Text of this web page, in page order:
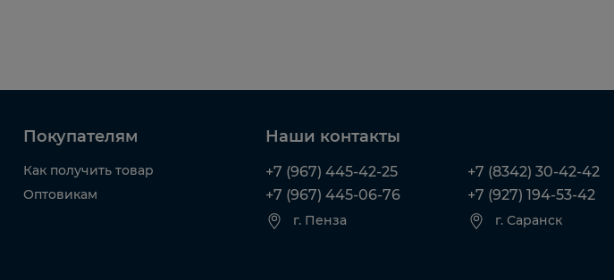
Покупателям
Как получить товар
Оптовикам
Наши контакты
+7 (967) 445-42-25
+7 (967) 445-06-76
г. Пенза
+7 (8342) 30-42-42
+7 (927) 194-53-42
г. Саранск